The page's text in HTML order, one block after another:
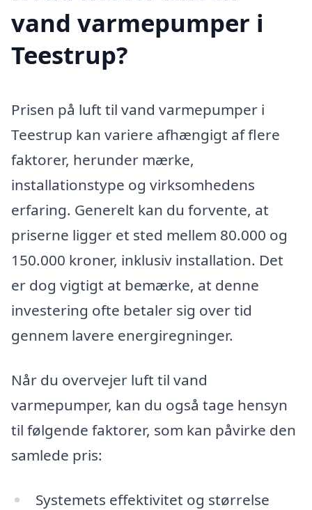
vand varmepumper i
Teestrup?
Prisen på luft til vand varmepumper i
Teestrup kan variere afhængigt af flere
faktorer, herunder mærke,
installationstype og virksomhedens
erfaring. Generelt kan du forvente, at
priserne ligger et sted mellem 80.000 og
150.000 kroner, inklusiv installation. Det
er dog vigtigt at bemærke, at denne
investering ofte betaler sig over tid
gennem lavere energiregninger.
Når du overvejer luft til vand
varmepumper, kan du også tage hensyn
til følgende faktorer, som kan påvirke den
samlede pris:
Systemets effektivitet og størrelse